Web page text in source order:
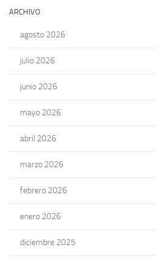
ARCHIVO
agosto 2026
julio 2026
junio 2026
mayo 2026
abril 2026
marzo 2026
febrero 2026
enero 2026
diciembre 2025